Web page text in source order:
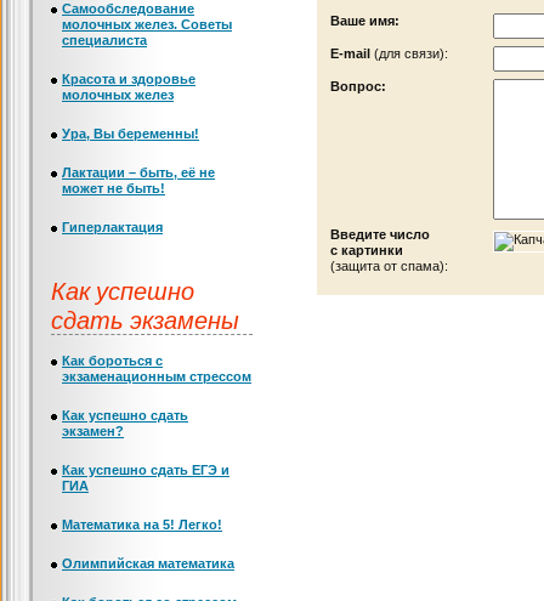
Ваше имя:
Е-mail (для связи):
Вопрос:
Введите число
с картинки
(защита от спама):
Самообследование
молочных желез. Советы
специалиста
Красота и здоровье
молочных желез
Ура, Вы беременны!
Лактации – быть, её не
может не быть!
Гиперлактация
Как успешно
сдать экзамены
Как бороться с
экзаменационным стрессом
Как успешно сдать
экзамен?
Как успешно сдать ЕГЭ и
ГИА
Математика на 5! Легко!
Олимпийская математика